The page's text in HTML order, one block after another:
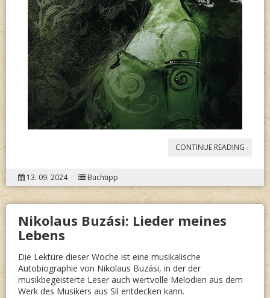
CONTINUE READING
MÁRIA:
13. 09. 2024 Buchtipp
Nikolaus Buzási: Lieder meines
Lebens
Die Lektüre dieser Woche ist eine musikalische
Autobiographie von Nikolaus Buzási, in der der
musikbegeisterte Leser auch wertvolle Melodien aus dem
Werk des Musikers aus Sil entdecken kann.